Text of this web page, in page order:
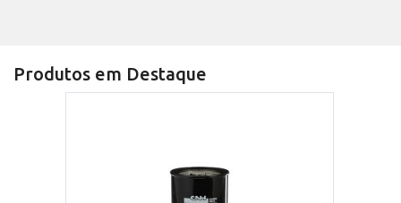
Produtos em Destaque